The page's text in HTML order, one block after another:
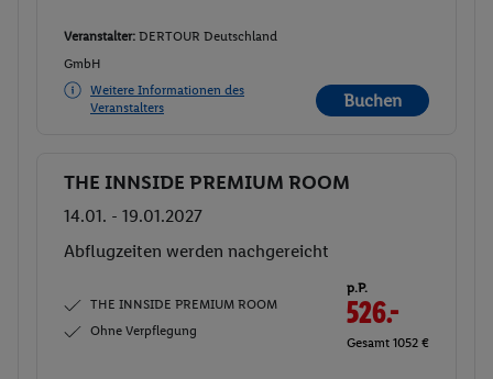
Veranstalter: DERTOUR Deutschland
GmbH
Weitere Informationen des
Veranstalters
Buchen
Buchen
THE INNSIDE PREMIUM ROOM
14.01. - 19.01.2027
Abflugzeiten werden nachgereicht
THE INNSIDE PREMIUM ROOM
Ohne Verpflegung
p.P.
526.-
Gesamt 1052 €